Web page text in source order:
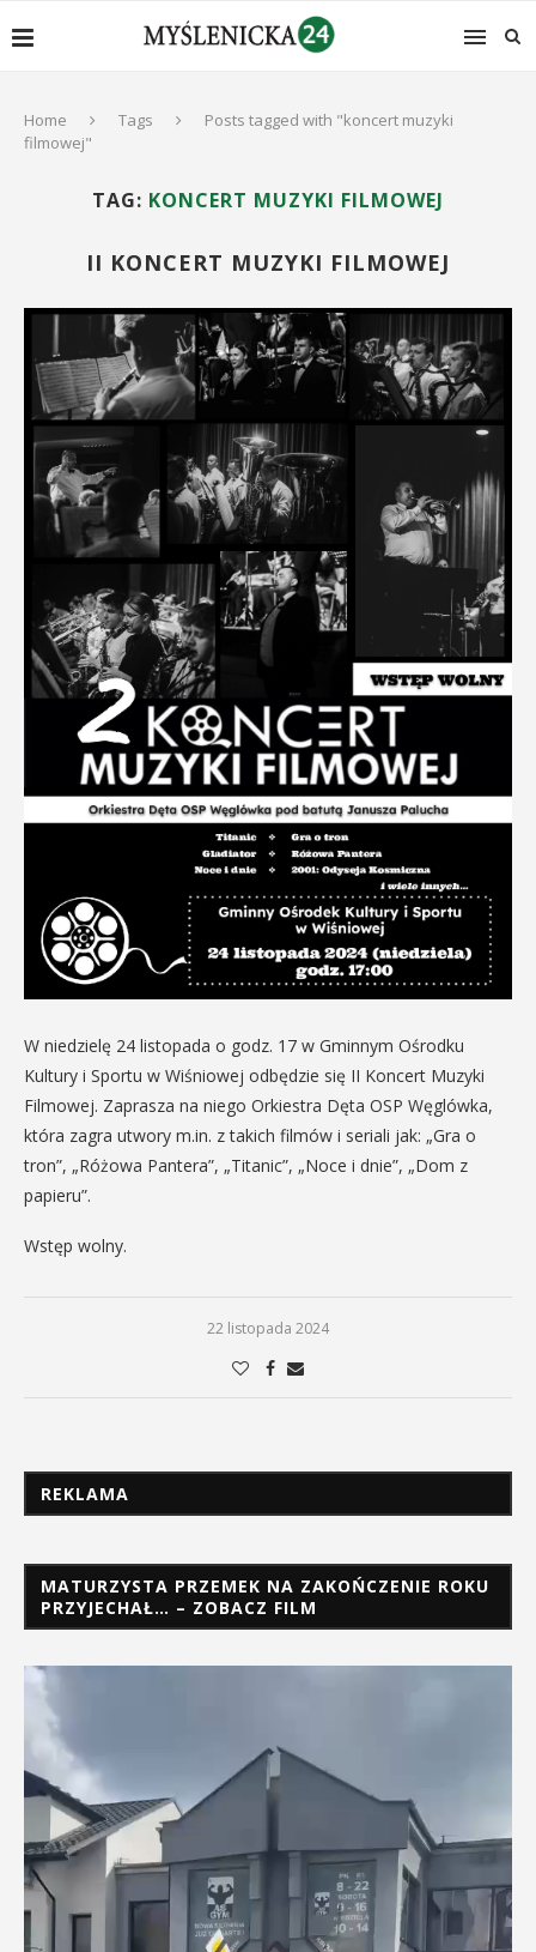
Home Tags
Posts tagged with "koncert muzyki
filmowej"
TAG: KONCERT MUZYKI FILMOWEJ
II KONCERT MUZYKI FILMOWEJ
W niedzielę 24 listopada o godz. 17 w Gminnym Ośrodku
Kultury i Sportu w Wiśniowej odbędzie się II Koncert Muzyki
Filmowej. Zaprasza na niego Orkiestra Dęta OSP Węglówka,
która zagra utwory m.in. z takich filmów i seriali jak: „Gra o
tron”, „Różowa Pantera”, „Titanic”, „Noce i dnie”, „Dom z
papieru”.
Wstęp wolny.
22 listopada 2024
REKLAMA
MATURZYSTA PRZEMEK NA ZAKOŃCZENIE ROKU
PRZYJECHAŁ… – ZOBACZ FILM
Odtwarzacz